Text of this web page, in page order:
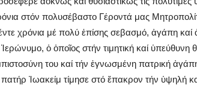
στόν πολυσέβαστο Γέροντά μας
χρόνια μέ πολύ ἐπίσης σεβασμό, ἀγάπη
ὁ ὁποῖος στήν τιμητική καί
του καί τήν ἐγνωσμένη πατρική
Ἰωακείμ τίμησε στό ἔπακρον τήν ὑψηλή